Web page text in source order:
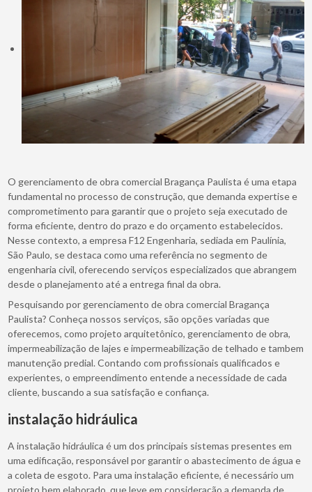
O gerenciamento de obra comercial Bragança Paulista é uma etapa
fundamental no processo de construção, que demanda expertise e
comprometimento para garantir que o projeto seja executado de
forma eficiente, dentro do prazo e do orçamento estabelecidos.
Nesse contexto, a empresa F12 Engenharia, sediada em Paulínia,
São Paulo, se destaca como uma referência no segmento de
engenharia civil, oferecendo serviços especializados que abrangem
desde o planejamento até a entrega final da obra.
Pesquisando por gerenciamento de obra comercial Bragança
Paulista? Conheça nossos serviços, são opções variadas que
oferecemos, como projeto arquitetônico, gerenciamento de obra,
impermeabilização de lajes e impermeabilização de telhado e tambem
manutenção predial. Contando com profissionais qualificados e
experientes, o empreendimento entende a necessidade de cada
cliente, buscando a sua satisfação e confiança.
instalação hidráulica
A instalação hidráulica é um dos principais sistemas presentes em
uma edificação, responsável por garantir o abastecimento de água e
a coleta de esgoto. Para uma instalação eficiente, é necessário um
projeto bem elaborado, que leve em consideração a demanda de